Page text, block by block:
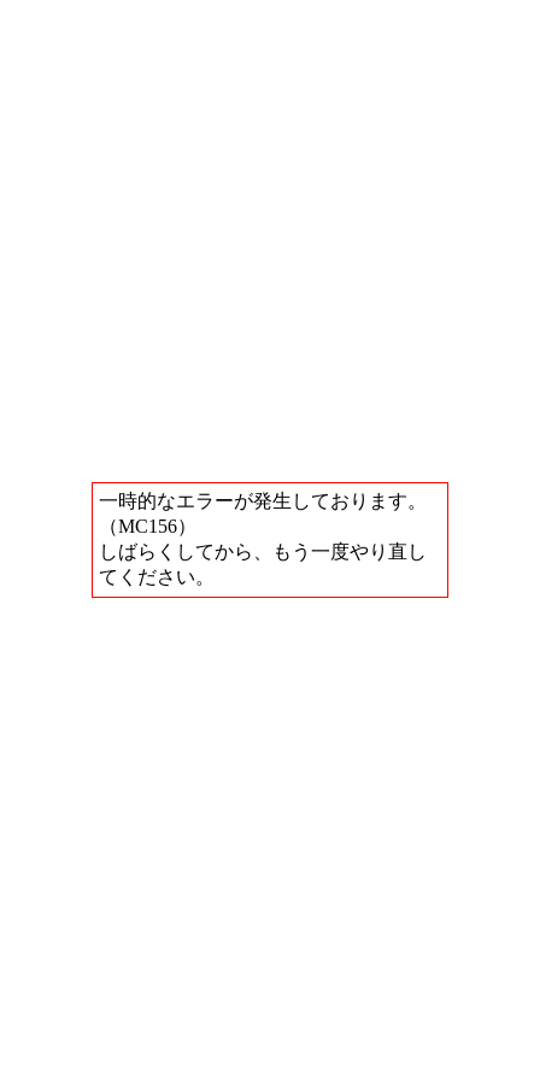
一時的なエラーが発生しております。
（MC156）
しばらくしてから、もう一度やり直し
てください。